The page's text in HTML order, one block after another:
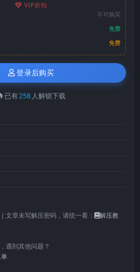
VIP折扣
不可购买
免费
免费
登录后购买
已有258 人解锁下载
文章未写解压密码，请统一看：
解压教
遇到其他问题？